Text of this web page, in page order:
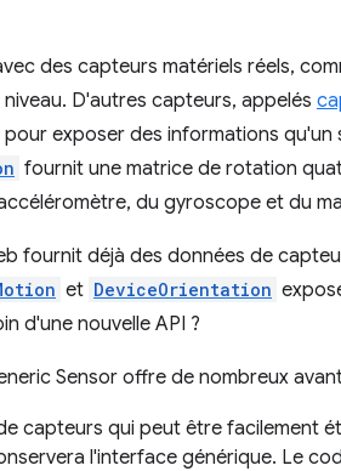
des capteurs matériels réels,
D'autres capteurs, appelés
exposer des informations
fournit une matrice de rotation
du gyroscope et du
fournit déjà des données de
et DeviceOrientation
d'une nouvelle API ?
Sensor offre de nombreux
capteurs qui peut être facilement
l'interface générique. Le